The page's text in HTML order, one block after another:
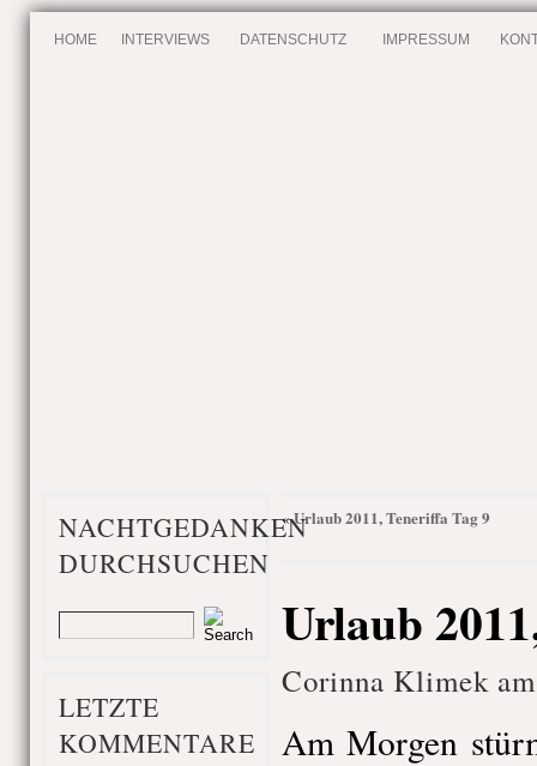
HOME INTERVIEWS DATENSCHUTZ IMPRESSUM
NACHTGEDANKEN
DURCHSUCHEN
LETZTE
KOMMENTARE
«Urlaub 2011, Teneriffa Tag 9
Urlaub
Corinna Klimek
Am Morgen